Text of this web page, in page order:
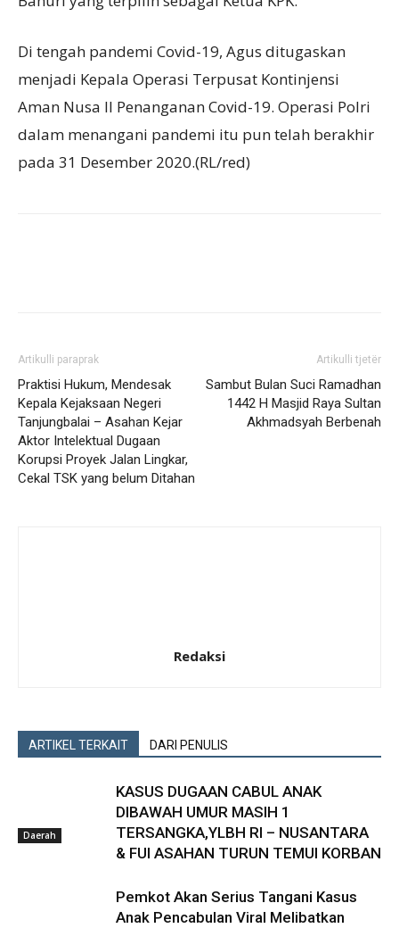
Di tengah pandemi Covid-19, Agus ditugaskan
menjadi Kepala Operasi Terpusat Kontinjensi
Aman Nusa II Penanganan Covid-19. Operasi Polri
dalam menangani pandemi itu pun telah berakhir
pada 31 Desember 2020.(RL/red)
Artikulli paraprak
Praktisi Hukum, Mendesak
Kepala Kejaksaan Negeri
Tanjungbalai – Asahan Kejar
Aktor Intelektual Dugaan
Korupsi Proyek Jalan Lingkar,
Cekal TSK yang belum Ditahan
Artikulli tjetër
Sambut Bulan Suci Ramadhan
1442 H Masjid Raya Sultan
Akhmadsyah Berbenah
Redaksi
ARTIKEL TERKAIT DARI PENULIS
Daerah
KASUS DUGAAN CABUL ANAK
DIBAWAH UMUR MASIH 1
TERSANGKA,YLBH RI – NUSANTARA
& FUI ASAHAN TURUN TEMUI KORBAN
Pemkot Akan Serius Tangani Kasus
Anak Pencabulan Viral Melibatkan